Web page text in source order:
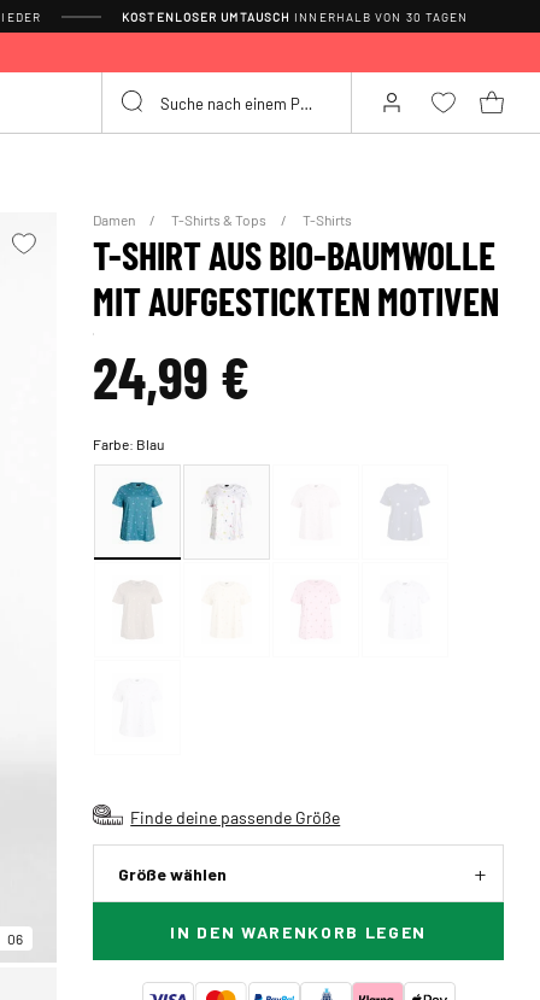
KOSTENLOSER UMTAUSCH INNERHALB VON 30 TAGEN
06
Damen T-Shirts & Tops T-Shirts
T-SHIRT AUS BIO-BAUMWOLLE
MIT AUFGESTICKTEN MOTIVEN
24,99 €
Farbe: Blau
Finde deine passende Größe
Größe wählen
IN DEN WARENKORB LEGEN